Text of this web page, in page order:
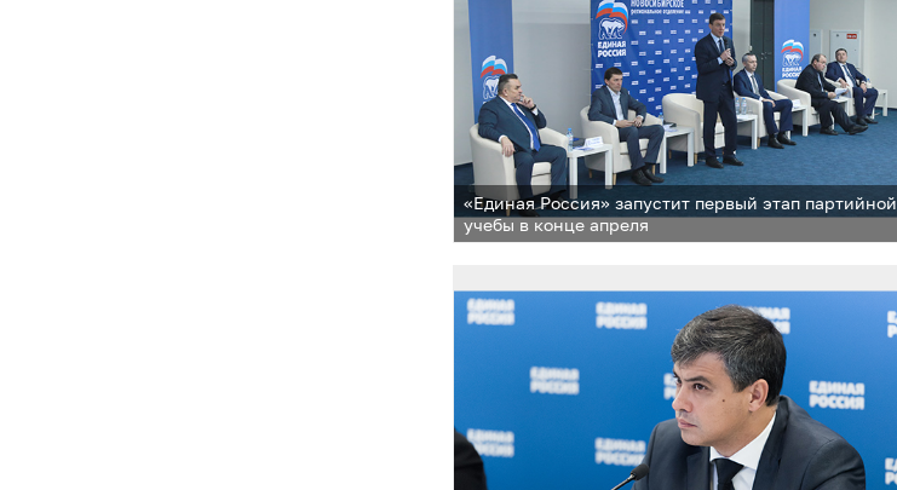
«Единая Россия» запустит первый этап партийной
учебы в конце апреля